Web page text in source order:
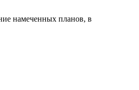
намеченных планов, в